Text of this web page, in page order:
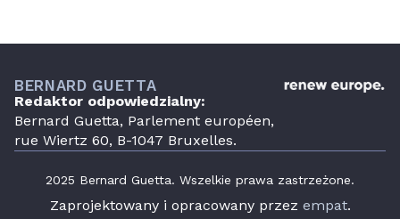
BERNARD GUETTA
Redaktor odpowiedzialny:
Bernard Guetta, Parlement européen,
rue Wiertz 60, B-1047 Bruxelles.
2025 Bernard Guetta. Wszelkie prawa zastrzeżone.
Zaprojektowany i opracowany przez empat.